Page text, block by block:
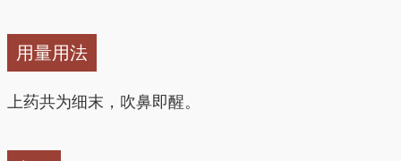
用量用法
上药共为细末，吹鼻即醒。